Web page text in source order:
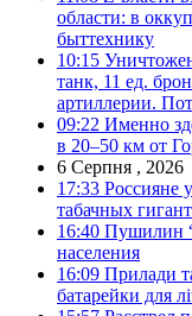
области: в
быттехнику
10:15
танк, 11 ед.
артиллерии.
09:22 Именно
в 20–50 км от
6 Серпня , 2026
17:33 Россияне
табачных
16:40 Пушилин
населения
16:09 Прилади
батарейки для